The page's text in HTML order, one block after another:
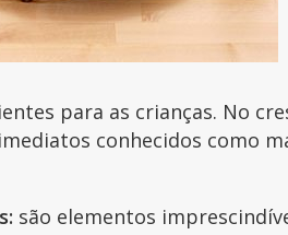
para as crianças. No
conhecidos como
são elementos